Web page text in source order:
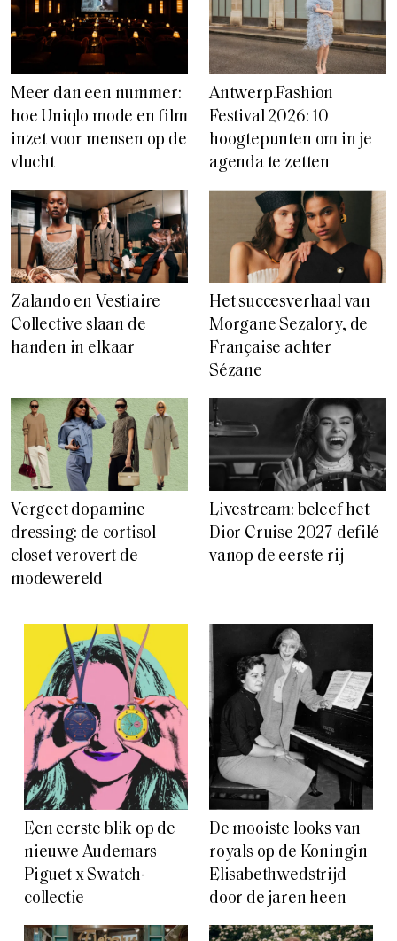
Meer dan een nummer:
hoe Uniqlo mode en film
inzet voor mensen op de
vlucht
Antwerp.Fashion
Festival 2026: 10
hoogtepunten om in je
agenda te zetten
Zalando en Vestiaire
Collective slaan de
handen in elkaar
Het succesverhaal van
Morgane Sezalory, de
Française achter
Sézane
Vergeet dopamine
dressing: de cortisol
closet verovert de
modewereld
Livestream: beleef het
Dior Cruise 2027 defilé
vanop de eerste rij
Een eerste blik op de
nieuwe Audemars
Piguet x Swatch-
collectie
De mooiste looks van
royals op de Koningin
Elisabethwedstrijd
door de jaren heen